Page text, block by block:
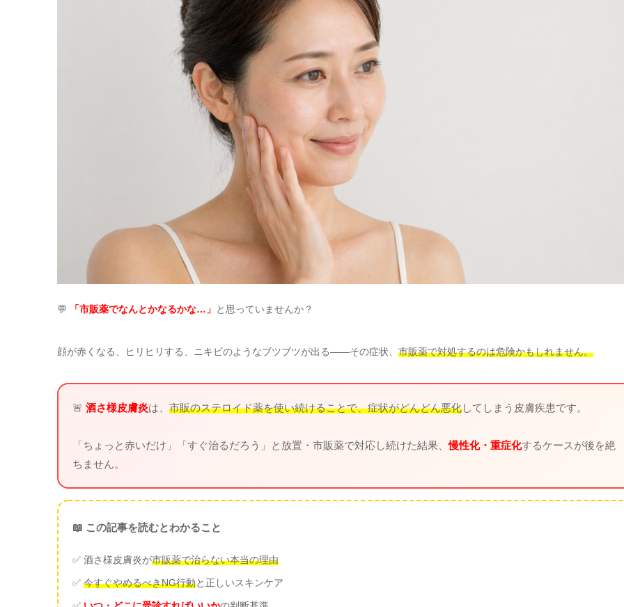
💬 「市販薬でなんとかなるかな…」 と思っていませんか？
顔が赤くなる、ヒリヒリする、ニキビのようなブツブツが出る——その症状、 市販薬で対処するのは危険かもしれません。
🚨 酒さ様皮膚炎は、 市販のステロイド薬を使い続けることで、症状がどんどん悪化してしまう皮膚疾患です。
「ちょっと赤いだけ」「すぐ治るだろう」と放置・市販薬で対応し続けた結果、慢性化・重症化するケースが後を絶
ちません。
📖 この記事を読むとわかること
✅ 酒さ様皮膚炎が市販薬で治らない本当の理由
✅ 今すぐやめるべきNG行動と正しいスキンケア